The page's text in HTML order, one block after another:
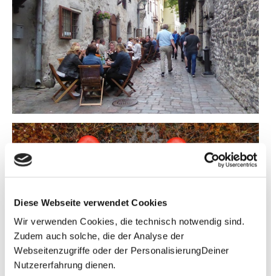
Diese Webseite verwendet Cookies
Wir verwenden Cookies, die technisch notwendig sind.
Zudem auch solche, die der Analyse der
Webseitenzugriffe oder der PersonalisierungDeiner
Nutzererfahrung dienen.